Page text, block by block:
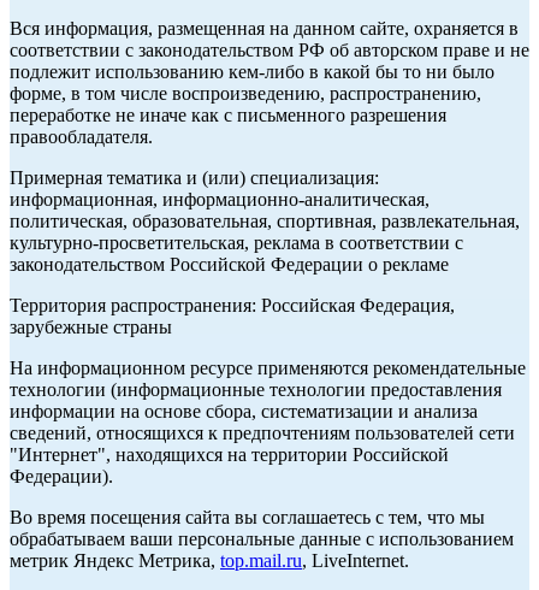
Вся информация, размещенная на данном сайте, охраняется в
соответствии с законодательством РФ об авторском праве и не
подлежит использованию кем-либо в какой бы то ни было
форме, в том числе воспроизведению, распространению,
переработке не иначе как с письменного разрешения
правообладателя.
Примерная тематика и (или) специализация:
информационная, информационно-аналитическая,
политическая, образовательная, спортивная, развлекательная,
культурно-просветительская, реклама в соответствии с
законодательством Российской Федерации о рекламе
Территория распространения: Российская Федерация,
зарубежные страны
На информационном ресурсе применяются рекомендательные
технологии (информационные технологии предоставления
информации на основе сбора, систематизации и анализа
сведений, относящихся к предпочтениям пользователей сети
"Интернет", находящихся на территории Российской
Федерации).
Во время посещения сайта вы соглашаетесь с тем, что мы
обрабатываем ваши персональные данные с использованием
метрик Яндекс Метрика, top.mail.ru, LiveInternet.